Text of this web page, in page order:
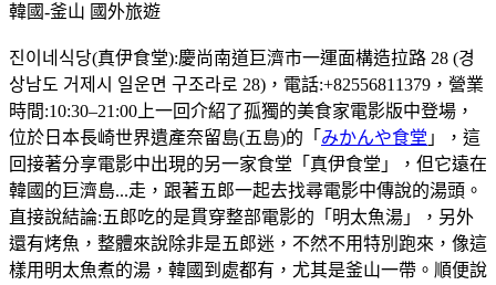
韓國-釜山 國外旅遊
진이네식당(真伊食堂):慶尚南道巨濟市一運面構造拉路 28 (경
상남도 거제시 일운면 구조라로 28)，電話:+82556811379，營業
時間:10:30–21:00上一回介紹了孤獨的美食家電影版中登場，
位於日本長崎世界遺產奈留島(五島)的「 みかんや食堂 」，這
回接著分享電影中出現的另一家食堂「真伊食堂」，但它遠在
韓國的巨濟島...走，跟著五郎一起去找尋電影中傳說的湯頭。
直接說結論:五郎吃的是貫穿整部電影的「明太魚湯」，另外
還有烤魚，整體來說除非是五郎迷，不然不用特別跑來，像這
樣用明太魚煮的湯，韓國到處都有，尤其是釜山一帶。順便說